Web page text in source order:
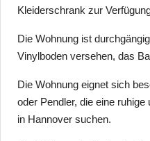
Kleiderschrank zur
Die Wohnung ist
Vinylboden versehen, das
Die Wohnung eignet sich
oder Pendler, die eine
in Hannover suchen.